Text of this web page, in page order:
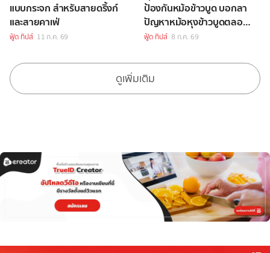
แบบกระจก สำหรับสายดริ้งก์
และสายคาเฟ่
ฟู้ด ทิปส์ 11 ก.ค. 69
ป้องกันหม้อข้าวบูด บอกลา
ปัญหาหม้อหุงข้าวบูดตลอด
ไปได้เลย
ฟู้ด ทิปส์ 8 ก.ค. 69
ดูเพิ่มเติม